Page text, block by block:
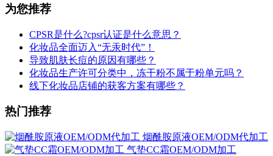
为您推荐
CPSR是什么?cpsr认证是什么意思？
化妆品全面迈入“无汞时代”！
导致肌肤长痘的原因有哪些？
化妆品生产许可分类中，冻干粉不属于粉单元吗？
线下化妆品店铺的获客方案有哪些？
热门推荐
烟酰胺原液OEM/ODM代加工
气垫CC霜OEM/ODM加工